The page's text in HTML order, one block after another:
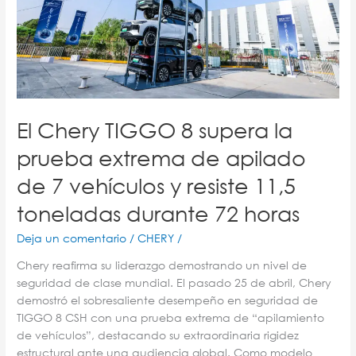
El Chery TIGGO 8 supera la
prueba extrema de apilado
de 7 vehículos y resiste 11,5
toneladas durante 72 horas
Deja un comentario /CHERY /
Chery reafirma su liderazgo demostrando un nivel de
seguridad de clase mundial. El pasado 25 de abril, Chery
demostró el sobresaliente desempeño en seguridad de
TIGGO 8 CSH con una prueba extrema de “apilamiento
de vehículos”, destacando su extraordinaria rigidez
estructural ante una audiencia global. Como modelo
extrema
de
apilado
de
7
vehículos
resiste
11,5
toneladas
durante
72
horas